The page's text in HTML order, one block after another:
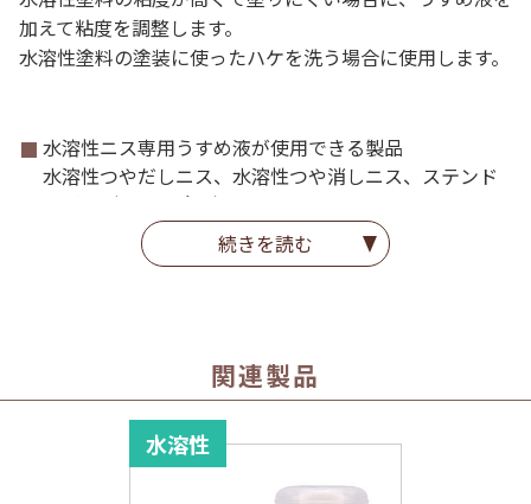
加えて粘度を調整します。
水溶性塗料の塗装に使ったハケを洗う場合に使用します。
水溶性ニス専用うすめ液が使用できる製品
水溶性つやだしニス、水溶性つや消しニス、ステンド
ホビー（くろを除く）
続きを読む
関連製品
水溶性